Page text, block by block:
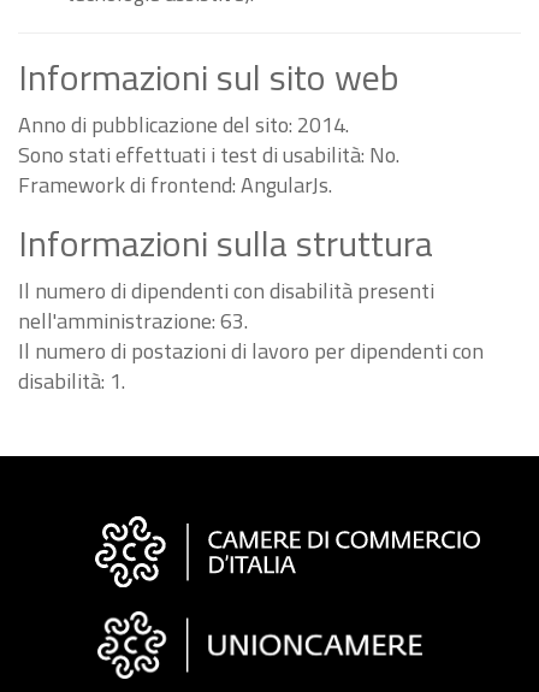
Informazioni sul sito web
Anno di pubblicazione del sito: 2014.
Sono stati effettuati i test di usabilità: No.
Framework di frontend: AngularJs.
Informazioni sulla struttura
Il numero di dipendenti con disabilità presenti
nell'amministrazione: 63.
Il numero di postazioni di lavoro per dipendenti con
disabilità: 1.
Informazioni
"Fattura